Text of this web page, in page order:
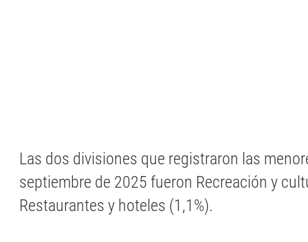
Las dos divisiones que registraron las
septiembre de 2025 fueron Recreación y
Restaurantes y hoteles (1,1%).